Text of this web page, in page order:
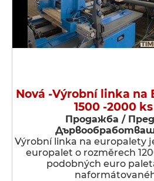
Nová -Výrobní linka na
1500 -2000
Продажба /
Výrobní linka na europalety
europalet o rozměrech
podobných euro